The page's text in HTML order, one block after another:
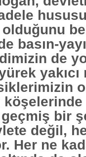
olduğunu
basın-
de
yakıcı
bir
değil,
Her ne